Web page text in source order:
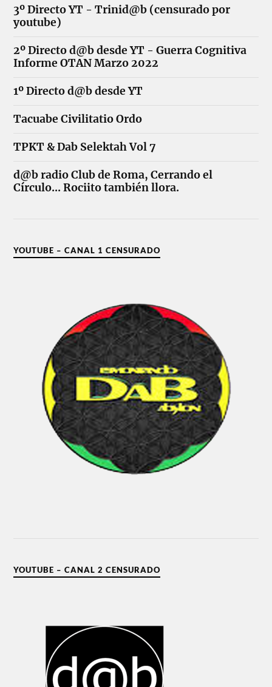
3º Directo YT - Trinid@b (censurado por
youtube)
2º Directo d@b desde YT - Guerra Cognitiva
Informe OTAN Marzo 2022
1º Directo d@b desde YT
Tacuabe Civilitatio Ordo
TPKT & Dab Selektah Vol 7
d@b radio Club de Roma, Cerrando el
Círculo... Rociito también llora.
YOUTUBE – CANAL 1 CENSURADO
YOUTUBE – CANAL 2 CENSURADO